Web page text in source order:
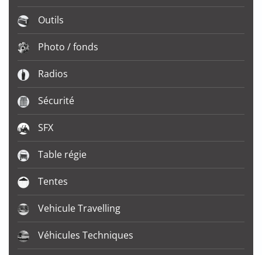
Outils
Photo / fonds
Radios
Sécurité
SFX
Table régie
Tentes
Vehicule Travelling
Véhicules Techniques